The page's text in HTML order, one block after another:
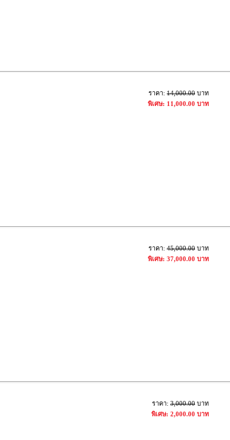
ราคา: 14,000.00 บาท
พิเศษ: 11,000.00 บาท
ราคา: 45,000.00 บาท
พิเศษ: 37,000.00 บาท
ราคา: 3,000.00 บาท
พิเศษ: 2,000.00 บาท